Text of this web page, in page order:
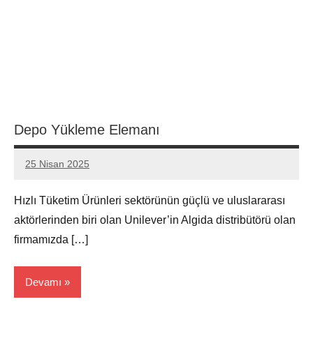
Depo Yükleme Elemanı
25 Nisan 2025
admin
Yorum
Hızlı Tüketim Ürünleri sektörünün güçlü ve uluslararası
aktörlerinden biri olan Unilever’in Algida distribütörü olan
firmamızda […]
Devamı